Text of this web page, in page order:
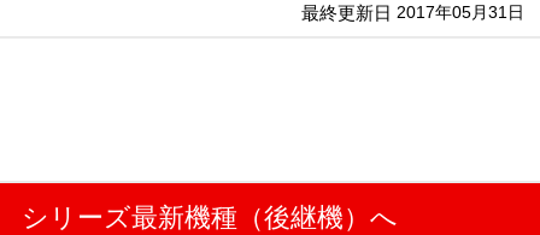
最終更新日 2017年05月31日
シリーズ最新機種（後継機）へ